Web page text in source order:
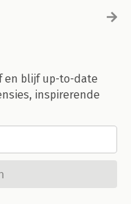
en blijf up-to-date
inspirerende